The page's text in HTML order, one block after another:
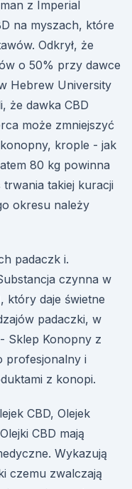
z Imperial
na myszach, które
Odkrył, że
o 50% przy dawce
Hebrew University
że dawka CBD
może zmniejszyć
krople - jak
80 kg powinna
takiej kuracji
okresu należy
padaczk i.
czynna w
który daje świetne
padaczki, w
Sklep Konopny z
profesjonalny i
z konopi.
CBD, Olejek
CBD mają
Wykazują
czemu zwalczają